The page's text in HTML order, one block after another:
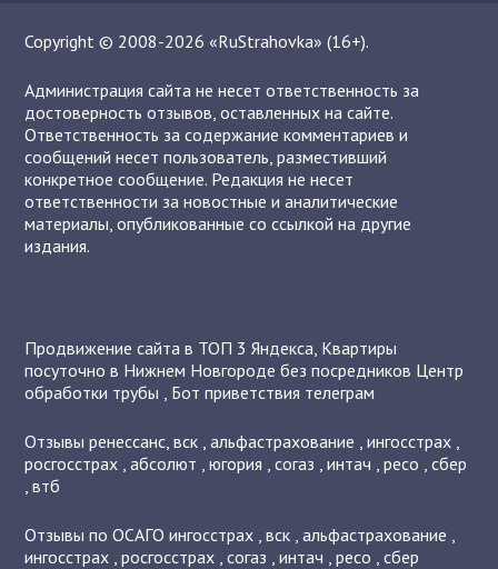
Copyright © 2008-2026 «RuStrahovka» (16+).
Администрация сайта не несет ответственность за
достоверность отзывов, оставленных на сайте.
Ответственность за содержание комментариев и
сообщений несет пользователь, разместивший
конкретное сообщение. Редакция не несет
ответственности за новостные и аналитические
материалы, опубликованные со ссылкой на другие
издания.
Продвижение сайта в ТОП 3 Яндекса, Квартиры
посуточно в Нижнем Новгороде без посредников Центр
обработки трубы , Бот приветствия телеграм
Отзывыренессанс,вск ,альфастрахование ,ингосстрах ,
росгосстрах ,абсолют ,югория ,согаз ,интач ,ресо ,сбер
,втб
Отзывы по ОСАГОингосстрах ,вск ,альфастрахование ,
ингосстрах ,росгосстрах ,согаз ,интач ,ресо ,сбер